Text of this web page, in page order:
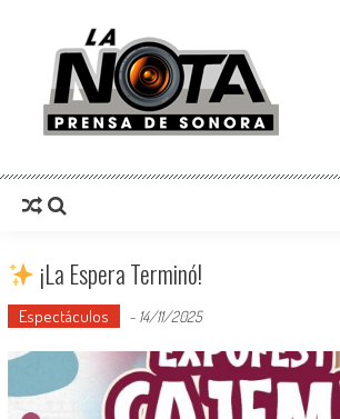
La Nota Prensa De Sonora
¡La Espera Terminó!
Espectáculos - 14/11/2025